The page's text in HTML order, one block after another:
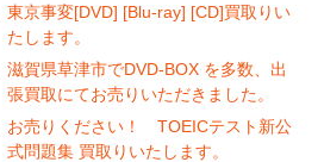
東京事変[DVD] [Blu-ray] [CD]買取りい
たします。
滋賀県草津市でDVD-BOX を多数、出
張買取にてお売りいただきました。
お売りください！ TOEICテスト新公
式問題集 買取りいたします。